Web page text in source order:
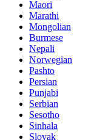
Maori
Marathi
Mongolian
Burmese
Nepali
Norwegian
Pashto
Persian
Punjabi
Serbian
Sesotho
Sinhala
Slovak